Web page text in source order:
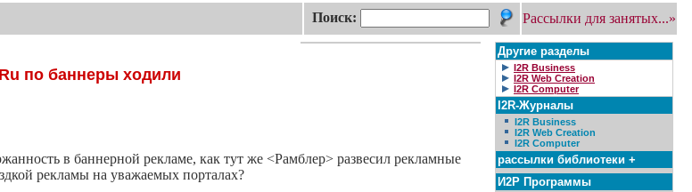
Поиск: Рассылки для занятых...»
по баннеры ходили
в баннерной рекламе, как тут же <Рамблер> развесил рекламные
рекламы на уважаемых порталах?
Другие разделы
I2R Business
I2R Web Creation
I2R Computer
I2R-Журналы
I2R Business
I2R Web Creation
I2R Computer
рассылки библиотеки +
И2Р Программы